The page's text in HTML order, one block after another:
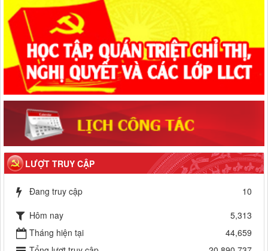
LƯỢT TRUY CẬP
Đang truy cập
10
Hôm nay
5,313
Tháng hiện tại
44,659